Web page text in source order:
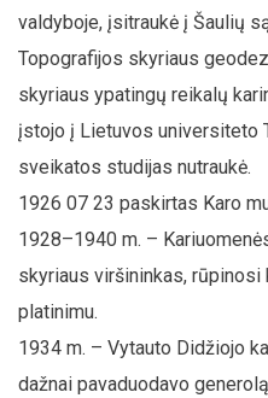
valdyboje, įsitraukė į Šaulių
Topografijos skyriaus
skyriaus ypatingų reikalų
įstojo į Lietuvos universiteto
sveikatos studijas nutraukė.
1926 07 23 paskirtas Karo
1928–1940 m. –
skyriaus viršininkas,
platinimu.
1934 m. – Vytauto Didžiojo
dažnai pavaduodavo